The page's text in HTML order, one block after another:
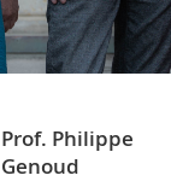
Prof. Philippe
Genoud